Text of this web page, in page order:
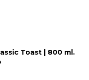
Toast | 800 ml.